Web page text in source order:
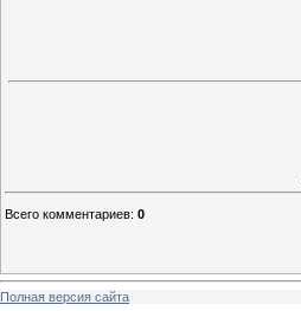
Всего комментариев: 0
Полная версия сайта